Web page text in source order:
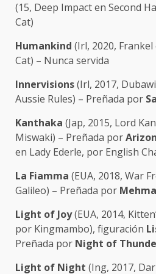
(15, Deep Impact en Second
Cat)
Humankind (Irl, 2020,
Cat) – Nunca servida
Innervisions(Irl, 2017,
Aussie Rules) – Preñada por
Kanthaka (Jap, 2015, Lord
Miswaki) – Preñada por
en Lady Ederle, por English
La Fiamma (EUA, 2018, War
Galileo) – Preñada por
Light of Joy(EUA, 2014,
por Kingmambo), figuración
Preñada por Night of
Light of Night (Ing, 2017,